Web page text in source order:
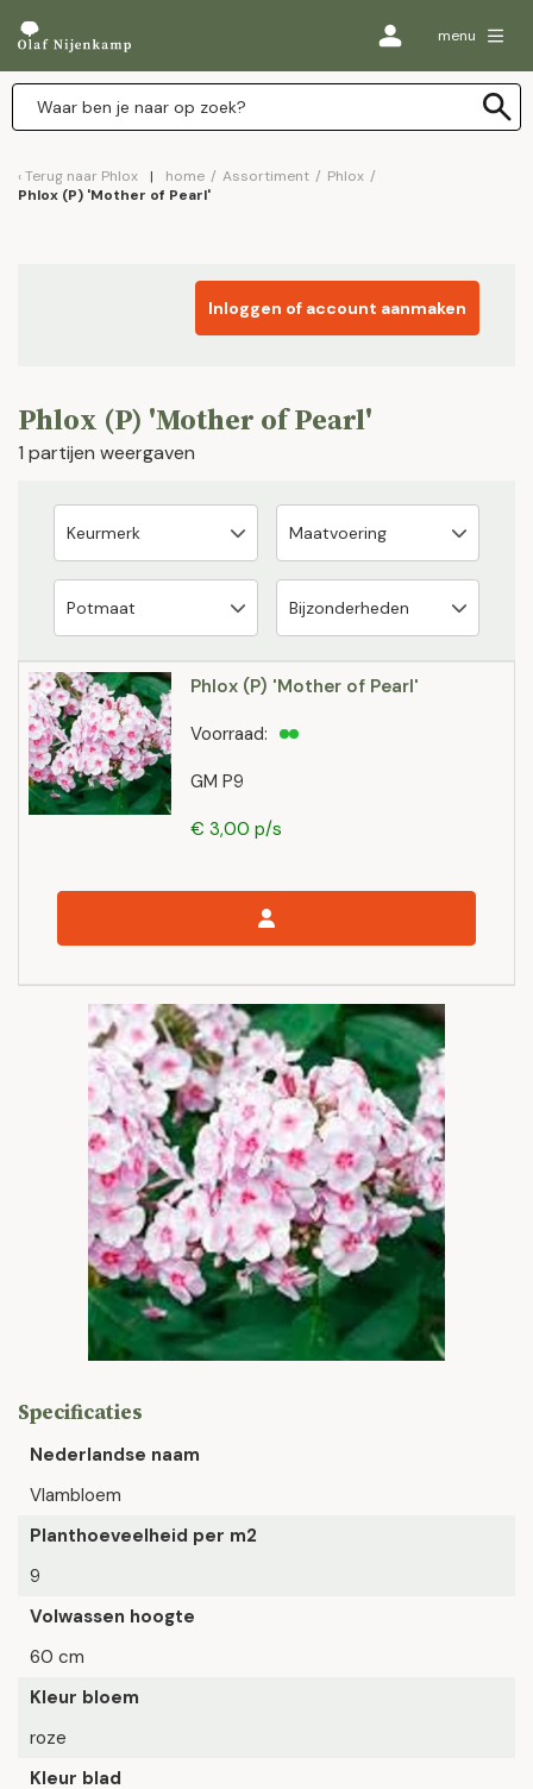
menu
Terug naar Phlox home / Assortiment / Phlox /
Phlox (P) 'Mother of Pearl'
Inloggen of account aanmaken
Phlox (P) 'Mother of Pearl'
1 partijen weergaven
Phlox (P) 'Mother of Pearl'
GM P9
Voorraad:
€ 3,00 p/s
Specificaties
Nederlandse naam
Vlambloem
Planthoeveelheid per m2
9
Volwassen hoogte
60 cm
Kleur bloem
roze
Kleur blad